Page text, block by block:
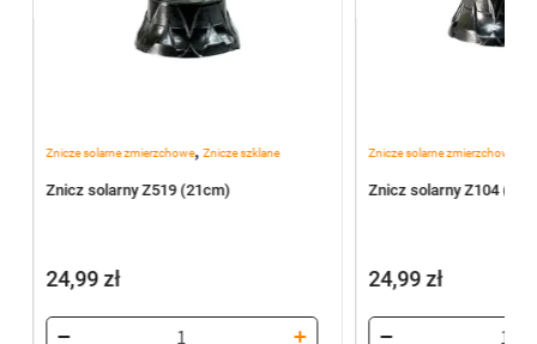
Znicze solarne zmierzchowe, Znicze szklane
Znicz solarny Z519 (21cm)
24,99zł
Znicze solarne zmierzchowe
Znicz solarny Z104
24,99zł